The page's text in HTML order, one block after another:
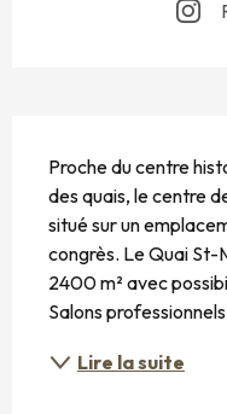
Proche du centre
des quais, le centre
situé sur un
congrès. Le Quai St-
2400 m² avec
Salons
Lire la suite